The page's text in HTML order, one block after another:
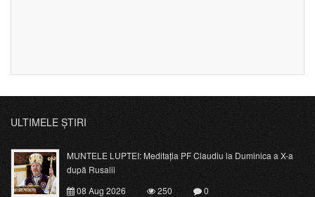
ULTIMELE ȘTIRI
MUNTELE LUPTEI: Meditația PF Claudiu la Duminica a X-a
după Rusalii
08 Aug 2026
250
0